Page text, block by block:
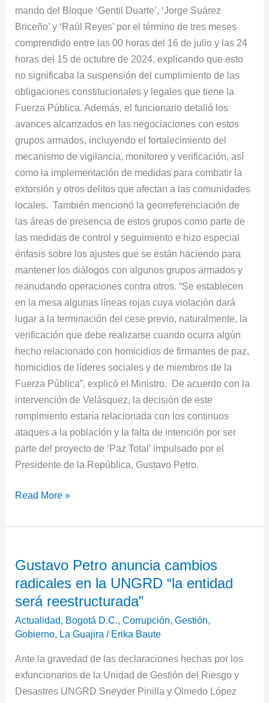
mando del Bloque ‘Gentil Duarte’, ‘Jorge Suárez
Briceño’ y ‘Raúl Reyes’ por el término de tres meses
comprendido entre las 00 horas del 16 de julio y las 24
horas del 15 de octubre de 2024, explicando que esto
no significaba la suspensión del cumplimiento de las
obligaciones constitucionales y legales que tiene la
Fuerza Pública. Además, el funcionario detalló los
avances alcanzados en las negociaciones con estos
grupos armados, incluyendo el fortalecimiento del
mecanismo de vigilancia, monitoreo y verificación, así
como la implementación de medidas para combatir la
extorsión y otros delitos que afectan a las comunidades
locales. También mencionó la georreferenciación de
las áreas de presencia de estos grupos como parte de
las medidas de control y seguimiento e hizo especial
énfasis sobre los ajustes que se están haciendo para
mantener los diálogos con algunos grupos armados y
reanudando operaciones contra otros. “Se establecen
en la mesa algunas líneas rojas cuya violación dará
lugar a la terminación del cese previo, naturalmente, la
verificación que debe realizarse cuando ocurra algún
hecho relacionado con homicidios de firmantes de paz,
homicidios de líderes sociales y de miembros de la
Fuerza Pública”, explicó el Ministro. De acuerdo con la
intervención de Velásquez, la decisión de este
rompimiento estaría relacionada con los continuos
ataques a la población y la falta de intención por ser
parte del proyecto de ‘Paz Total’ impulsado por el
Presidente de la República, Gustavo Petro.
Read More »
Gustavo Petro anuncia cambios
radicales en la UNGRD “la entidad
será reestructurada”
Actualidad, Bogotá D.C.,Corrupción,Gestión,
Gobierno, La Guajira / Erika Baute
Ante la gravedad de las declaraciones hechas por los
exfuncionarios de la Unidad de Gestión del Riesgo y
Desastres UNGRD Sneyder Pinilla y Olmedo López
Petro
anuncia
cambios
radicales
en
UNGRD
“la
entidad